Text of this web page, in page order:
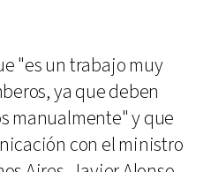
"es un trabajo muy
ya que deben
manualmente" y que
con el ministro